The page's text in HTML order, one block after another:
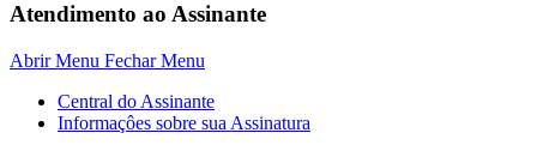
Atendimento ao Assinante
Abrir Menu Fechar Menu
Central do Assinante
Informaçôes sobre sua Assinatura